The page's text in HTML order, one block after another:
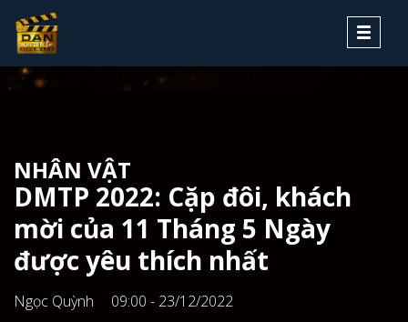
Toggle
NHÂN VẬT
DMTP 2022: Cặp đôi, khách
mời của 11 Tháng 5 Ngày
được yêu thích nhất
Ngọc Quỳnh
09:00 - 23/12/2022